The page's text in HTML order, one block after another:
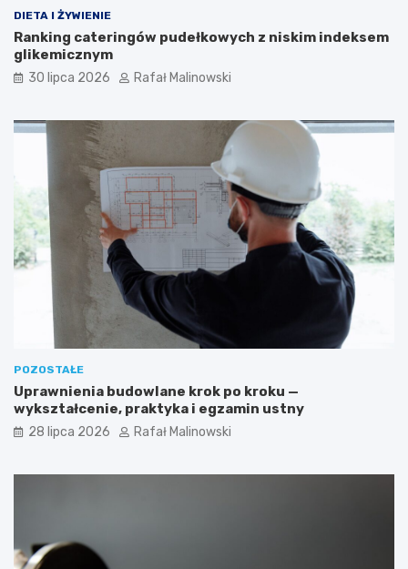
DIETA I ŻYWIENIE
Ranking cateringów pudełkowych z niskim indeksem
glikemicznym
30 lipca 2026 Rafał Malinowski
POZOSTAŁE
Uprawnienia budowlane krok po kroku —
wykształcenie, praktyka i egzamin ustny
28 lipca 2026 Rafał Malinowski